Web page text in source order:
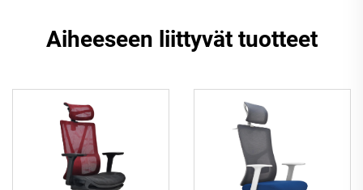
Aiheeseen liittyvät tuotteet